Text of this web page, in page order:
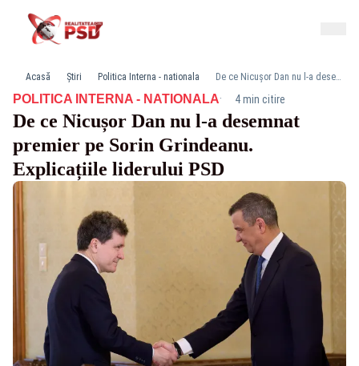
Acasă Știri Politica Interna - nationala De ce Nicușor Dan nu l-a desemnat premier pe Sorin Grindeanu. Explicațiile liderului PSD
POLITICA INTERNA - NATIONALA· 4 min citire
De ce Nicușor Dan nu l-a desemnat
premier pe Sorin Grindeanu.
Explicațiile liderului PSD